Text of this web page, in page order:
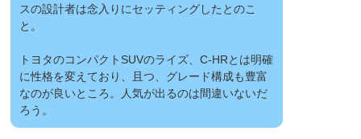
スの設計者は念入りにセッティングしたとのこ
と。
トヨタのコンパクトSUVのライズ、C-HRとは明確
に性格を変えており、且つ、グレード構成も豊富
なのが良いところ。人気が出るのは間違いないだ
ろう。